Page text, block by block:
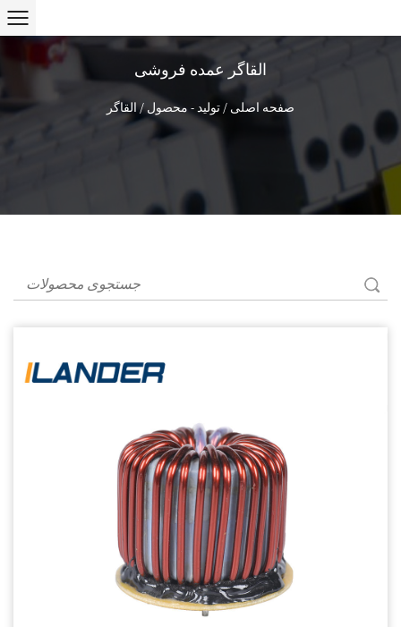
القاگر عمده فروشی
صفحه اصلی / تولید - محصول/القاگر